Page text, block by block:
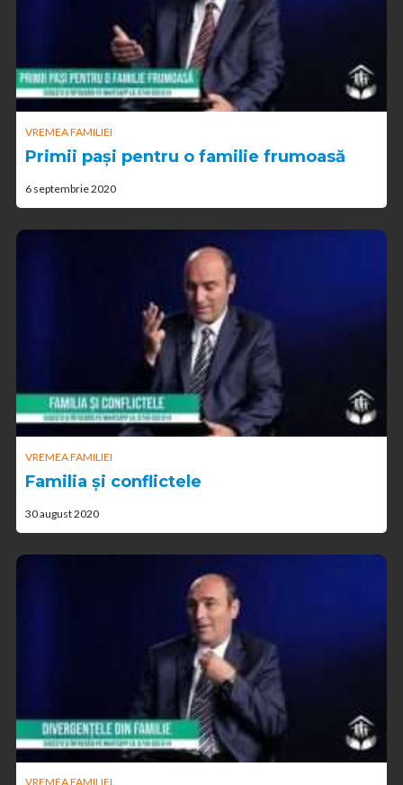
VREMEA FAMILIEI
Primii pași pentru o familie frumoasă
6 septembrie 2020
VREMEA FAMILIEI
Familia și conflictele
30 august 2020
VREMEA FAMILIEI